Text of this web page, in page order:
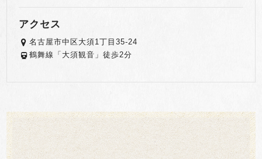
アクセス
名古屋市中区大須1丁目35-24
鶴舞線「大須観音」徒歩2分